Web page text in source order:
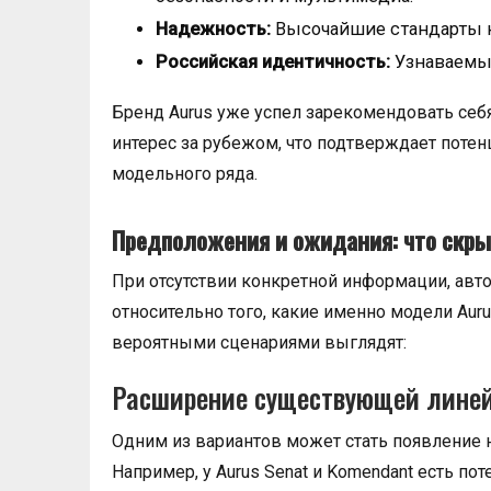
Надежность: Высочайшие стандарты
Российская идентичность:
Бренд Aurus уже успел зарекомендовать
интерес за рубежом, что подтверждает
модельного ряда.
Предположения и ожидания: что
При отсутствии конкретной информации,
относительно того, какие именно модели
вероятными сценариями выглядят:
Расширение существующей
Одним из вариантов может стать
Например, у Aurus Senat и Komendant есть